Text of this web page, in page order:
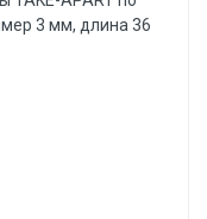
3 мм, длина 36